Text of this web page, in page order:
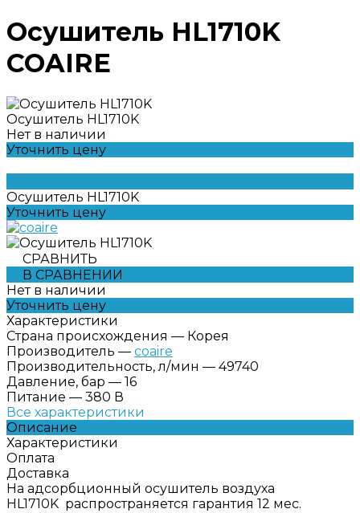
Осушитель HL1710K
COAIRE
Осушитель HL1710K
Нет в наличии
Уточнить цену
Осушитель HL1710K
Уточнить цену
СРАВНИТЬ
В СРАВНЕНИИ
Нет в наличии
Уточнить цену
Характеристики
Страна происхождения — Корея
Производитель — coaire
Производительность, л/мин — 49740
Давление, бар — 16
Питание — 380 В
Все характеристики
Описание
Характеристики
Оплата
Доставка
На адсорбционный осушитель воздуха
HL1710K распространяется гарантия 12 мес.